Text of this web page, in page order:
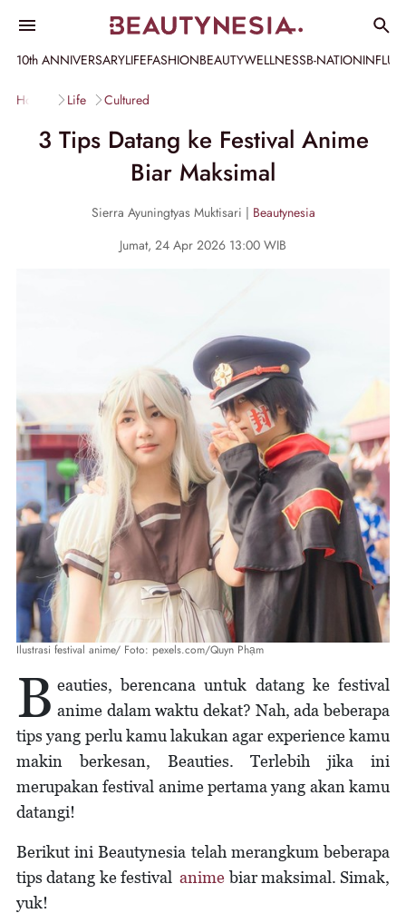
10th ANNIVERSARYLIFEFASHIONBEAUTYWELLNESSB-NATION
Home Life Cultured
3 Tips Datang ke Festival Anime
Biar Maksimal
Sierra Ayuningtyas Muktisari | Beautynesia
Jumat, 24 Apr 2026 13:00 WIB
Ilustrasi festival anime/ Foto: pexels.com/Quyn Phạm
B eauties, berencana untuk datang ke festival
anime dalam waktu dekat? Nah, ada beberapa
tips yang perlu kamu lakukan agar experience kamu
makin berkesan, Beauties. Terlebih jika ini
merupakan festival anime pertama yang akan kamu
datangi!
Berikut ini Beautynesia telah merangkum beberapa
tips datang ke festivalanimebiar maksimal. Simak,
yuk!